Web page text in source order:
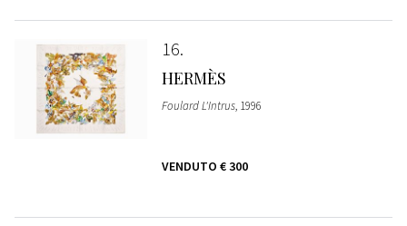
16
HERMÈS
Foulard L'Intrus, 1996
VENDUTO € 300